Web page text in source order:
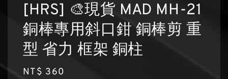
[HRS] 🎨現貨 MAD MH-21
銅棒專用斜口鉗 銅棒剪 重
型 省力 框架 銅柱
Regular
NT$ 360